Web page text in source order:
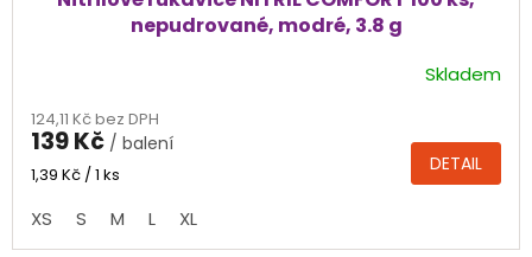
nepudrované, modré, 3.8 g
produktu
je
4,8
5
hvězdiček.
Skladem
124,11 Kč bez DPH
139 Kč / balení
Měrná
1,39 Kč / 1 ks DETAIL
XS S M L XL